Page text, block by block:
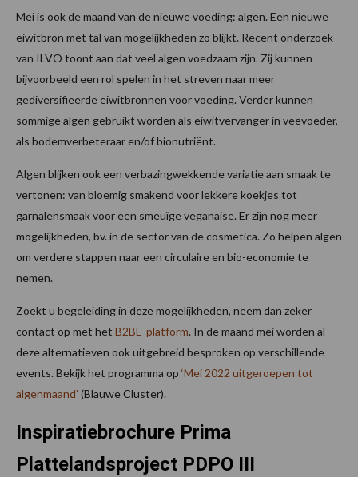
Mei is ook de maand van de nieuwe voeding: algen. Een nieuwe
eiwitbron met tal van mogelijkheden zo blijkt. Recent onderzoek
van ILVO toont aan dat veel algen voedzaam zijn. Zij kunnen
bijvoorbeeld een rol spelen in het streven naar meer
gediversifieerde eiwitbronnen voor voeding. Verder kunnen
sommige algen gebruikt worden als eiwitvervanger in veevoeder,
als bodemverbeteraar en/of bionutriënt.
Algen blijken ook een verbazingwekkende variatie aan smaak te
vertonen: van bloemig smakend voor lekkere koekjes tot
garnalensmaak voor een smeuïge veganaise. Er zijn nog meer
mogelijkheden, bv. in de sector van de cosmetica. Zo helpen algen
om verdere stappen naar een circulaire en bio-economie te
nemen.
Zoekt u begeleiding in deze mogelijkheden, neem dan zeker
contact op met het B2BE-platform. In de maand mei worden al
deze alternatieven ook uitgebreid besproken op verschillende
events. Bekijk het programma op ‘Mei 2022 uitgeroepen tot
algenmaand’ (Blauwe Cluster).
Inspiratiebrochure Prima
Plattelandsproject PDPO III